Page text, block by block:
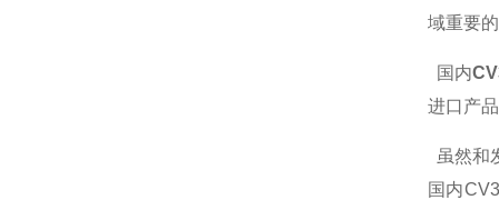
域重要
国内
进口产
虽然和
国内